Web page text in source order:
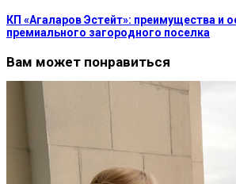
КП «Агаларов Эстейт»: преимущества и
премиального загородного поселка
Вам может понравиться